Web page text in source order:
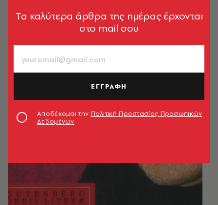
Tα καλύτερα άρθρα της ημέρας έρχονται
στο mail σου
ΕΓΓΡΑΦΗ
Αποδέχομαι την Πολιτική Προστασίας Προσωπικών
Δεδομένων